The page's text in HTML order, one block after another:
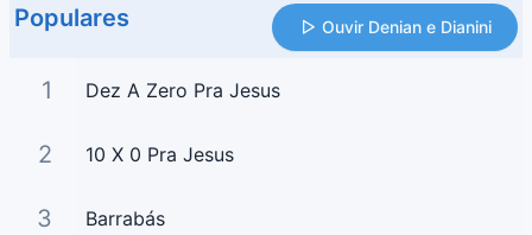
Populares Ouvir Denian e Dianini
1 Dez A Zero Pra Jesus
2 10 X 0 Pra Jesus
3 Barrabás